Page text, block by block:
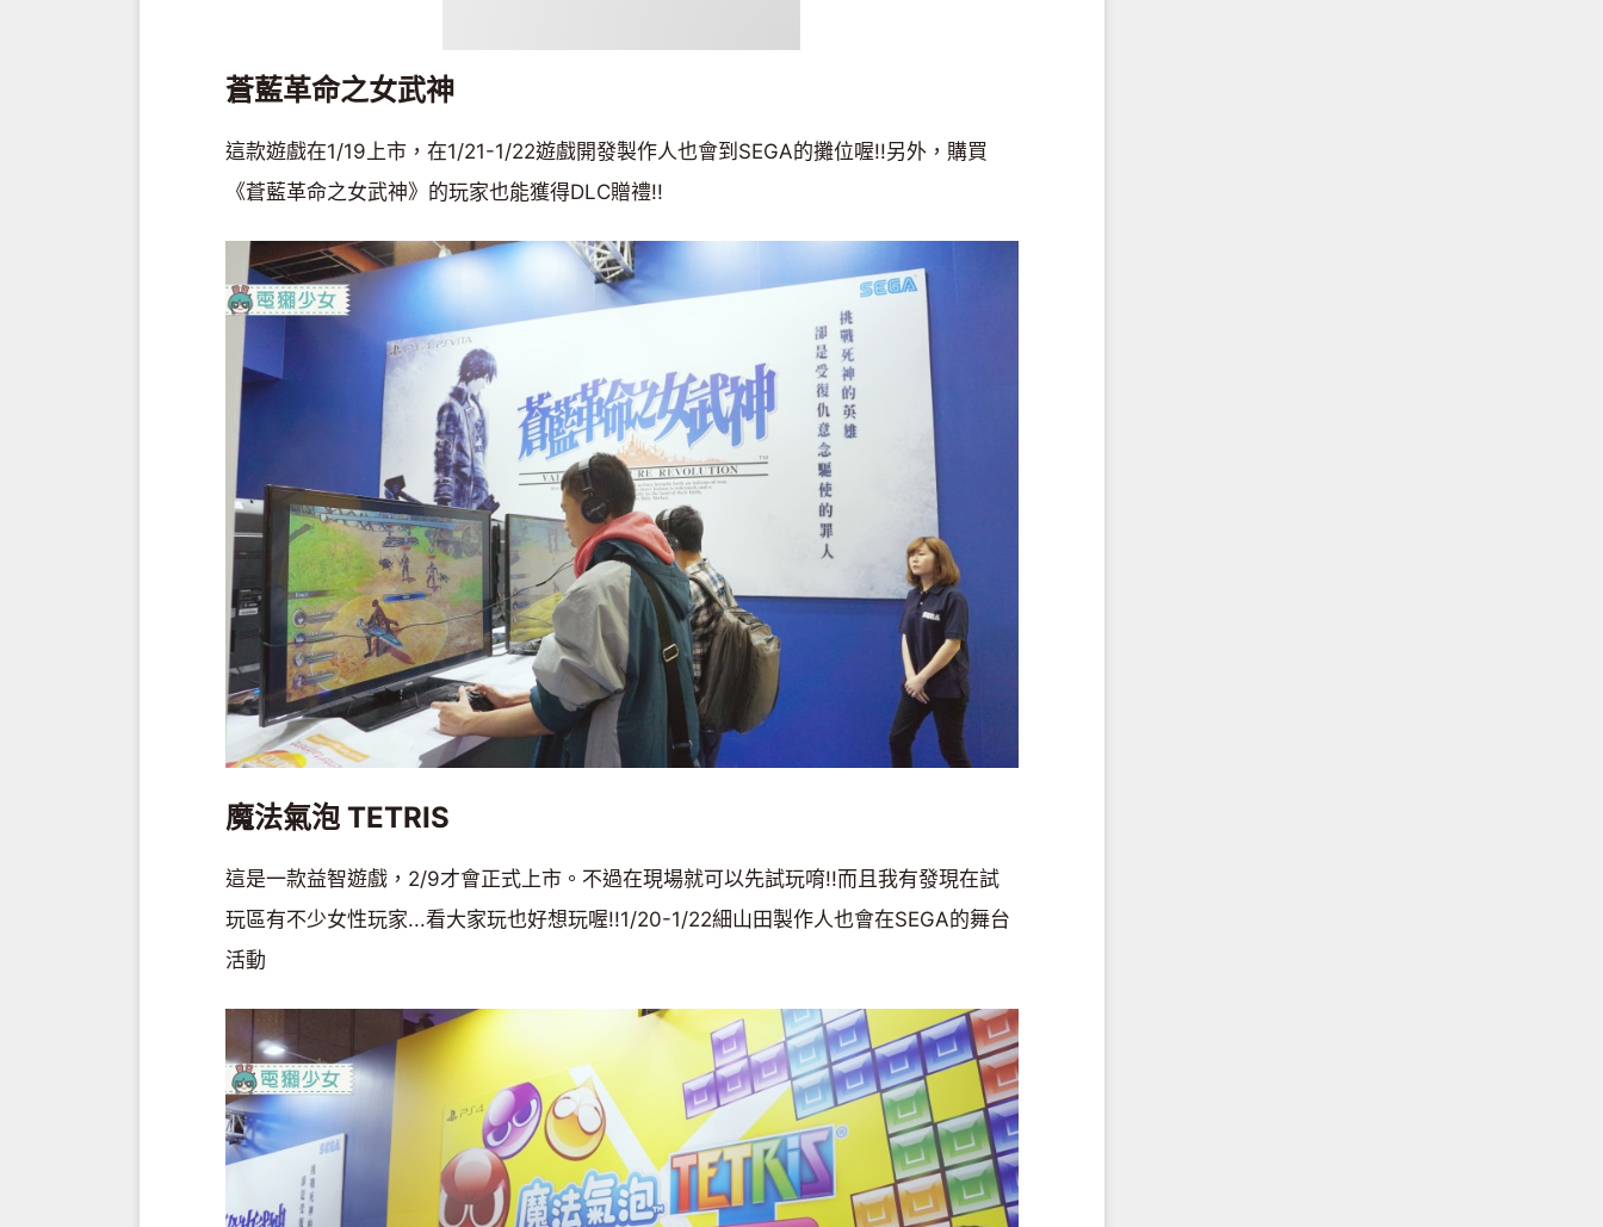
蒼藍革命之女武神
這款遊戲在1/19上市，在1/21-1/22遊戲開發製作人也會到SEGA的攤位喔!!另外，購買
《蒼藍革命之女武神》的玩家也能獲得DLC贈禮!!
魔法氣泡 TETRIS
這是一款益智遊戲，2/9才會正式上市。不過在現場就可以先試玩唷!!而且我有發現在試
玩區有不少女性玩家...看大家玩也好想玩喔!!1/20-1/22細山田製作人也會在SEGA的舞台
活動